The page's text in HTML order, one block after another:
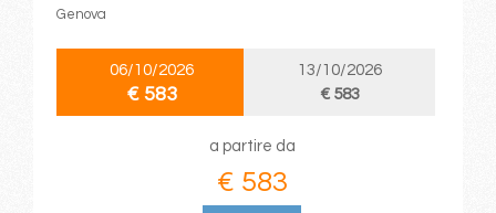
Genova
06/10/2026
€ 583
13/10/2026
€ 583
a partire da
€ 583